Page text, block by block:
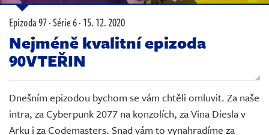
Komunita
Redakce
Živě
Epizoda 97 · Série 6 ·15. 12. 2020
Nejméně kvalitní epizoda
90VTEŘIN
Dnešním epizodou bychom se vám chtěli omluvit. Za naše
intra, za Cyberpunk 2077 na konzolích, za Vina Diesla v
Arku i za Codemasters. Snad vám to vynahradíme za